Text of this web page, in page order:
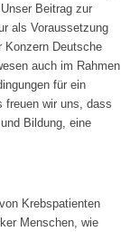
Beitrag zur
als Voraussetzung
Konzern Deutsche
auch im Rahmen
für ein
freuen wir uns, dass
Bildung, eine
Krebspatienten
Menschen, wie